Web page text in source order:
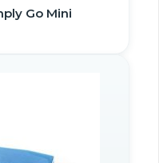
Go Mini